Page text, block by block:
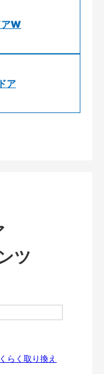
W
ア
ツ